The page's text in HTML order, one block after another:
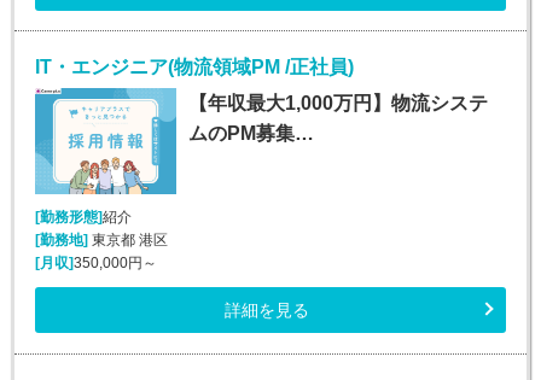
IT・エンジニア(物流領域PM /正社員)
【年収最大1,000万円】物流システ
ムのPM募集…
[勤務形態]紹介
[勤務地] 東京都 港区
[月収]350,000円～
詳細を見る